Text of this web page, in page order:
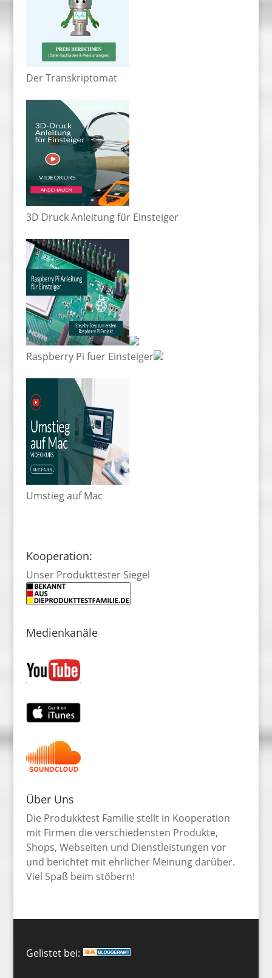
Der Transkriptomat
3D Druck Anleitung für Einsteiger
Raspberry Pi fuer Einsteiger
Umstieg auf Mac
Kooperation:
Unser Produkttester Siegel
Medienkanäle
Über Uns
Die Produkktest Familie stellt in Kooperation
mit Firmen die verschiedensten Produkte,
Shops, Webseiten und Dienstleistungen vor
und berichtet mit ehrlicher Meinung darüber.
Viel Spaß beim stöbern!
Gelistet bei: